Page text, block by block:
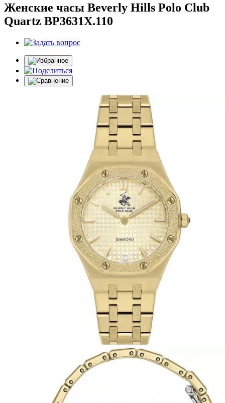
Женские часы Beverly Hills Polo Club
Quartz BP3631X.110